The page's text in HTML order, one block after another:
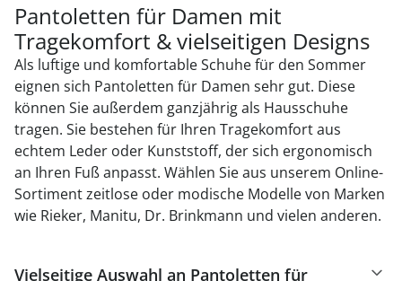
Pantoletten für Damen mit
Tragekomfort & vielseitigen Designs
Als luftige und komfortable Schuhe für den Sommer
eignen sich Pantoletten für Damen sehr gut. Diese
können Sie außerdem ganzjährig als Hausschuhe
tragen. Sie bestehen für Ihren Tragekomfort aus
echtem Leder oder Kunststoff, der sich ergonomisch
an Ihren Fuß anpasst. Wählen Sie aus unserem Online-
Sortiment zeitlose oder modische Modelle von Marken
wie Rieker, Manitu, Dr. Brinkmann und vielen anderen.
Vielseitige Auswahl an Pantoletten für